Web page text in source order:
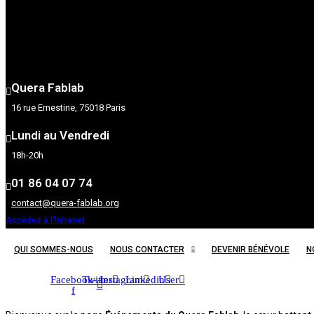
Quera Fablab
16 rue Ernestine, 75018 Paris
Lundi au Vendredi
18h-20h
01 86 04 07 74
contact@quera-fablab.org
Accédez à l'Intranet
QUI SOMMES-NOUS NOUS CONTACTER DEVENIR BÉNÉVOLE
Facebook-
f
TwitterInstagramLinkedinUser